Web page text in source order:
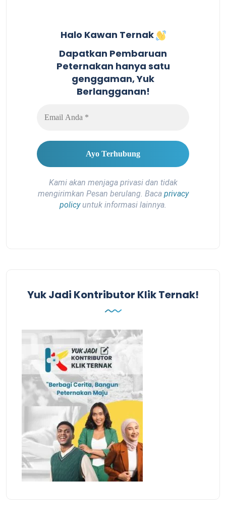
Halo Kawan Ternak
Dapatkan Pembaruan
Peternakan hanya satu
genggaman, Yuk
Berlangganan!
Kami akan menjaga privasi dan tidak
mengirimkan Pesan berulang. Baca privacy
policyuntuk informasi lainnya.
Yuk Jadi Kontributor Klik Ternak!